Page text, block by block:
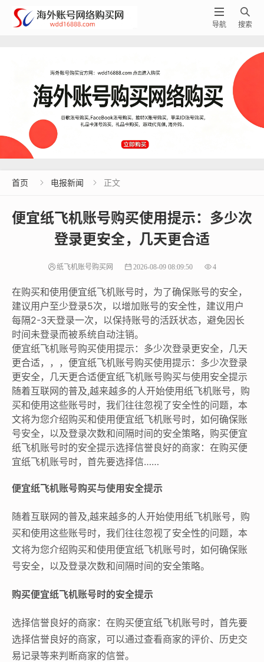

搜索

导航
首页  电报新闻  正文
便宜纸飞机账号购买使用提示：多少次
登录更安全，几天更合适
纸飞机账号购买网 2026-08-09 08:09:50 4
在购买和使用便宜纸飞机账号时，为了确保账号的安全，
建议用户至少登录5次，以增加账号的安全性，建议用户
每隔2-3天登录一次，以保持账号的活跃状态，避免因长
时间未登录而被系统自动注销。
便宜纸飞机账号购买使用提示：多少次登录更安全，几天
更合适，，，便宜纸飞机账号购买使用提示：多少次登录
更安全，几天更合适便宜纸飞机账号购买与使用安全提示
随着互联网的普及,越来越多的人开始使用纸飞机账号，购
买和使用这些账号时，我们往往忽视了安全性的问题，本
文将为您介绍购买和使用便宜纸飞机账号时，如何确保账
号安全，以及登录次数和间隔时间的安全策略，购买便宜
纸飞机账号时的安全提示选择信誉良好的商家：在购买便
宜纸飞机账号时，首先要选择信……
便宜纸飞机账号购买与使用安全提示
随着互联网的普及,越来越多的人开始使用纸飞机账号，购
买和使用这些账号时，我们往往忽视了安全性的问题，本
文将为您介绍购买和使用便宜纸飞机账号时，如何确保账
号安全，以及登录次数和间隔时间的安全策略。
购买便宜纸飞机账号时的安全提示
选择信誉良好的商家：在购买便宜纸飞机账号时，首先要
选择信誉良好的商家，可以通过查看商家的评价、历史交
易记录等来判断商家的信誉。